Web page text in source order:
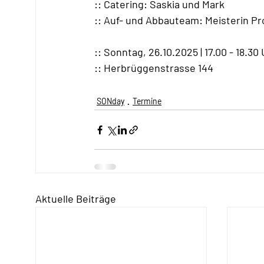
:: Catering: Saskia und Mark
:: Auf- und Abbauteam: Meisterin
:: Sonntag, 26.10.2025 | 17.00 - 18.30
:: Herbrüggenstrasse 144
SONday Termine
Aktuelle Beiträge